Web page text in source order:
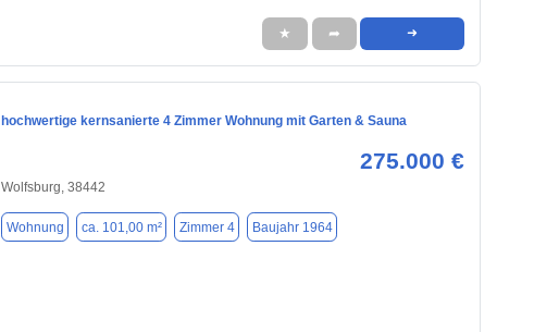
★ ➦ ➜
hochwertige kernsanierte 4 Zimmer Wohnung mit Garten & Sauna
275.000 €
Wolfsburg, 38442
Wohnung ca. 101,00 m² Zimmer 4 Baujahr 1964